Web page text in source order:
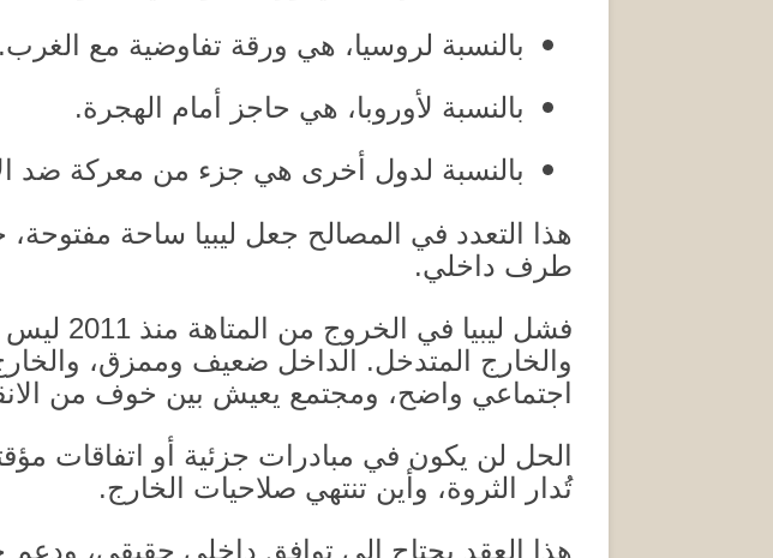
بالنسبة لروسيا، هي ورقة تفاوضية مع الغرب.
بالنسبة لأوروبا، هي حاجز أمام الهجرة.
بالنسبة لدول أخرى هي جزء من معركة ضد
هذا التعدد في المصالح جعل ليبيا ساحة
طرف داخلي.
فشل ليبيا في الخروج من المتاهة منذ 2011 ليس
والخارج المتدخل. الداخل ضعيف وممزق،
اجتماعي واضح، ومجتمع يعيش بين خوف من
الحل لن يكون في مبادرات جزئية أو اتفاقات
تُدار الثروة، وأين تنتهي صلاحيات الخارج.
هذا العقد يحتاج إلى توافق داخلي حقيقي،